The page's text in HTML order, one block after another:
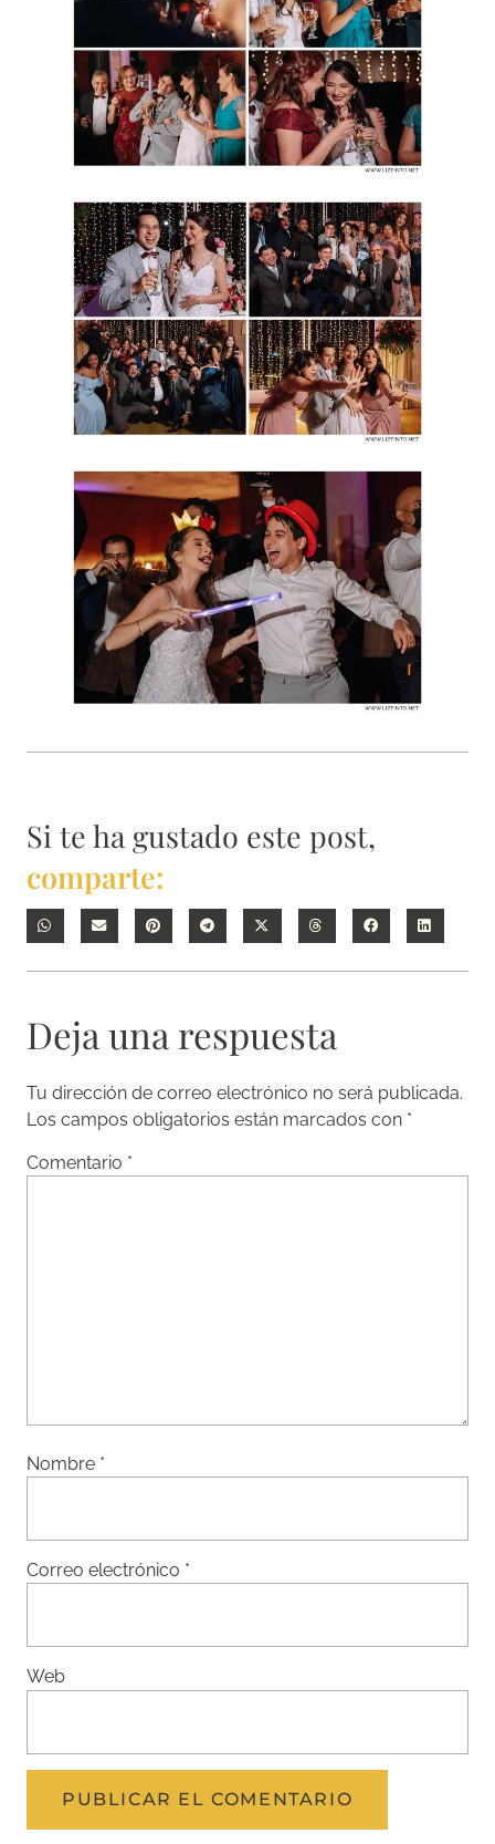
Si te ha gustado este post,
comparte:
Deja una respuesta
Tu dirección de correo electrónico no será publicada.
Los campos obligatorios están marcados con *
Comentario *
Nombre *
Correo electrónico *
Web